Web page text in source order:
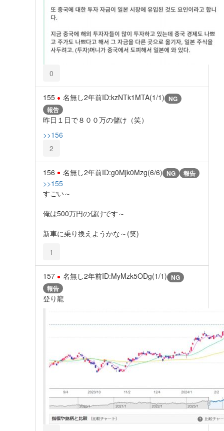
0
155 名無し2年前ID:kzNTk1MTA(1/1) NG
報告
昨日１日で８００万の儲け（笑）
>>156
2
156 名無し2年前ID:g0Mjk0Mzg(6/6) NG 報告
>>155
すごい～
俺は500万円の儲けです～
新車に乗り換えようかな～(笑)
1
157 名無し2年前ID:MyMzk5ODg(1/1) NG
報告
登り龍